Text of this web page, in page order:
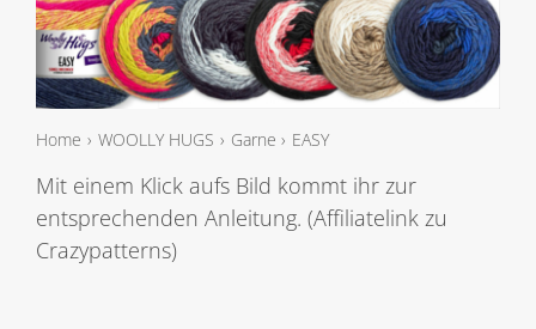
Home WOOLLY HUGS Garne EASY
Mit einem Klick aufs Bild kommt ihr zur
entsprechenden Anleitung. (Affiliatelink zu
Crazypatterns)